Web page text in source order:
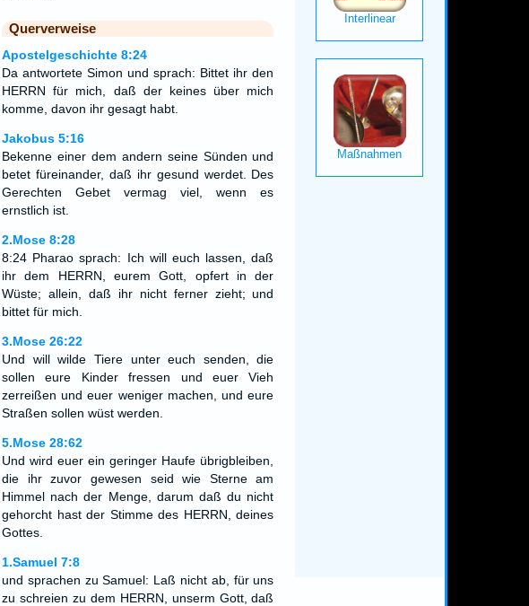
Querverweise
Apostelgeschichte 8:24
Da antwortete Simon und sprach: Bittet ihr den
HERRN für mich, daß der keines über mich
komme, davon ihr gesagt habt.
Jakobus 5:16
Bekenne einer dem andern seine Sünden und
betet füreinander, daß ihr gesund werdet. Des
Gerechten Gebet vermag viel, wenn es
ernstlich ist.
2.Mose 8:28
8:24 Pharao sprach: Ich will euch lassen, daß
ihr dem HERRN, eurem Gott, opfert in der
Wüste; allein, daß ihr nicht ferner zieht; und
bittet für mich.
3.Mose 26:22
Und will wilde Tiere unter euch senden, die
sollen eure Kinder fressen und euer Vieh
zerreißen und euer weniger machen, und eure
Straßen sollen wüst werden.
5.Mose 28:62
Und wird euer ein geringer Haufe übrigbleiben,
die ihr zuvor gewesen seid wie Sterne am
Himmel nach der Menge, darum daß du nicht
gehorcht hast der Stimme des HERRN, deines
Gottes.
1.Samuel 7:8
und sprachen zu Samuel: Laß nicht ab, für uns
zu schreien zu dem HERRN, unserm Gott, daß